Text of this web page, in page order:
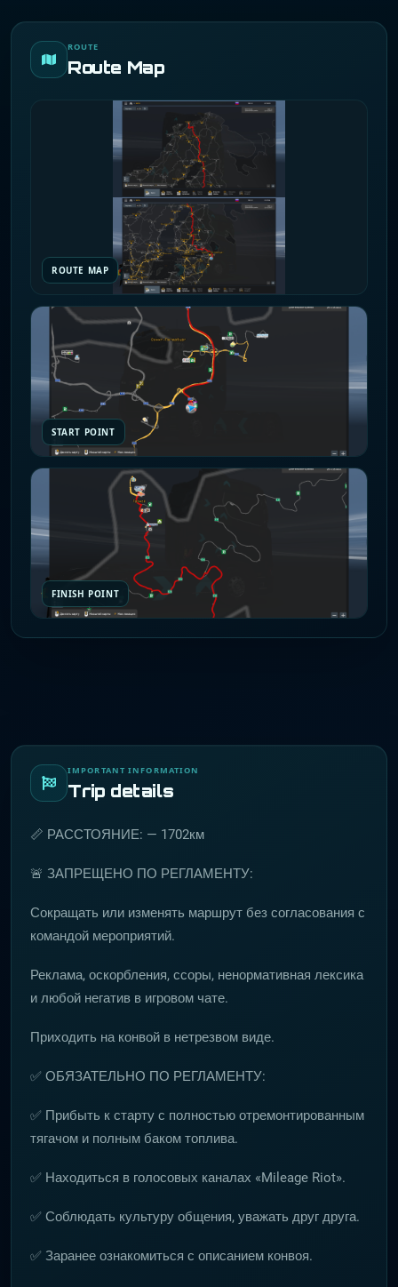
ROUTE
Route Map
ROUTE MAP
START POINT
FINISH POINT
IMPORTANT INFORMATION
Trip details
📏 РАССТОЯНИЕ: — 1702км
🚨 ЗАПРЕЩЕНО ПО РЕГЛАМЕНТУ:
Сокращать или изменять маршрут без согласования с
командой мероприятий.
Реклама, оскорбления, ссоры, ненормативная лексика
и любой негатив в игровом чате.
Приходить на конвой в нетрезвом виде.
✅ ОБЯЗАТЕЛЬНО ПО РЕГЛАМЕНТУ:
✅ Прибыть к старту с полностью отремонтированным
тягачом и полным баком топлива.
✅ Находиться в голосовых каналах «Mileage Riot».
✅ Соблюдать культуру общения, уважать друг друга.
✅ Заранее ознакомиться с описанием конвоя.